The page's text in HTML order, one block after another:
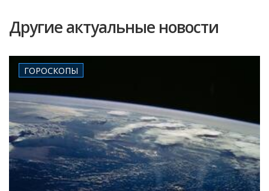
Другие актуальные новости
ГОРОСКОПЫ